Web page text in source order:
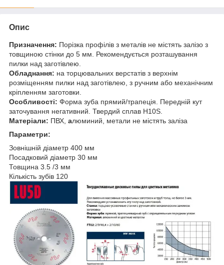
Опис
Призначення: Порізка профілів з металів не містять залізо з
товщиною стінки до 5 мм. Рекомендується розташування
пилки над заготівлею.
Обладнання: на торцювальних верстатів з верхнім
розміщенням пилки над заготівлею, з ручним або механічним
кріпленням заготовки.
Особливості: Форма зуба прямий/трапеція. Передній кут
заточування негативний. Твердий сплав H10S.
Матеріали: ПВХ, алюминий, метали не містять заліза
Параметри:
Зовнішній діаметр 400 мм
Посадковий діаметр 30 мм
Товщина 3.5 /3 мм
Кількість зубів 120